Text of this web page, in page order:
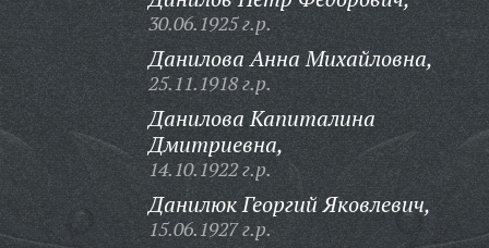
30.06.1925 г.р.
Данилова Анна Михайловна,
25.11.1918 г.р.
Данилова Капиталина
Дмитриевна,
14.10.1922 г.р.
Данилюк Георгий Яковлевич,
15.06.1927 г.р.